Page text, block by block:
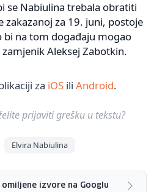
se Nabiulina trebala obratiti
zakazanoj za 19. juni, postoje
na tom događaju mogao
Aleksej Zabotkin.
za iOS ili Android.
prijaviti grešku u tekstu?
Elvira Nabiulina
izvore na Googlu